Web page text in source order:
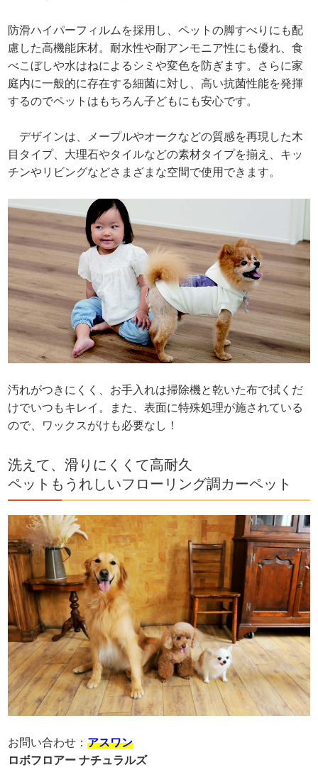
防滑ハイパーフィルムを採用し、ペットの脚すべりにも配
慮した高機能床材。耐水性や耐アンモニア性にも優れ、食
べこぼしや水はねによるシミや変色を防ぎます。さらに家
庭内に一般的に存在する細菌に対し、高い抗菌性能を発揮
するのでペットはもちろん子どもにも安心です。
デザインは、メープルやオークなどの質感を再現した木
目タイプ、大理石やタイルなどの素材タイプを揃え、キッ
チンやリビングなどさまざまな空間で使用できます。
汚れがつきにくく、お手入れは掃除機と乾いた布で拭くだ
けでいつもキレイ。また、表面に特殊処理が施されている
ので、ワックスがけも必要なし！
洗えて、滑りにくくて高耐久
ペットもうれしいフローリング調カーペット
お問い合わせ：アスワン
ロボフロアー ナチュラルズ